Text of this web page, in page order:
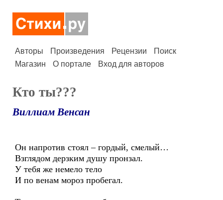
Авторы Произведения Рецензии
Поиск
Магазин
О портале Вход для авторов
Кто ты???
Виллиам Венсан
Он напротив стоял – гордый, смелый…
Взглядом дерзким душу пронзал.
У тебя же немело тело
И по венам мороз пробегал.